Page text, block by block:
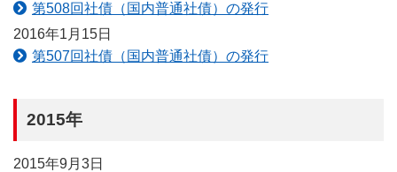
第508回社債（国内普通社債）の発行
2016年1月15日
第507回社債（国内普通社債）の発行
2015年
2015年9月3日